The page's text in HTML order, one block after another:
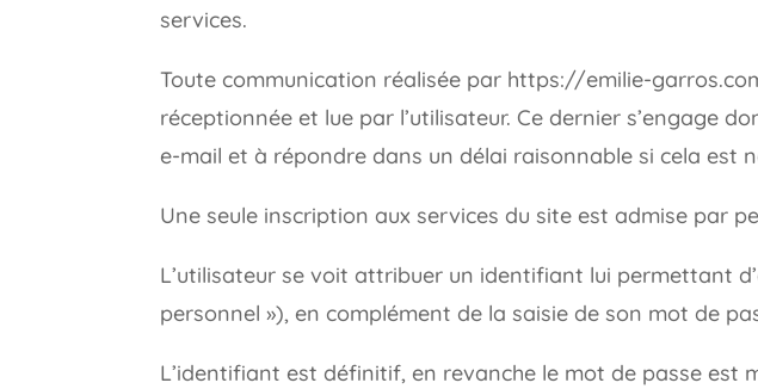
services.
Toute communication réalisée par https://emilie-
réceptionnée et lue par l’utilisateur. Ce dernier s’engage
e-mail et à répondre dans un délai raisonnable si cela est
Une seule inscription aux services du site est admise par
L’utilisateur se voit attribuer un identifiant lui permettant
personnel »), en complément de la saisie de son mot de
L’identifiant est définitif, en revanche le mot de passe est